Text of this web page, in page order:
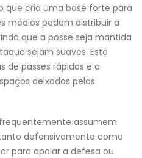
que cria uma base forte para
médios podem distribuir a
que a posse seja mantida
sejam suaves. Esta
de passes rápidos e a
deixados pelos
assumem
defensivamente como
para apoiar a defesa ou